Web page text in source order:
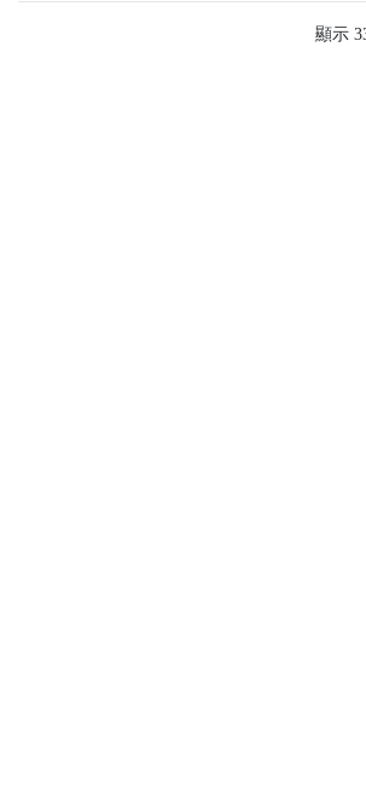
顯示